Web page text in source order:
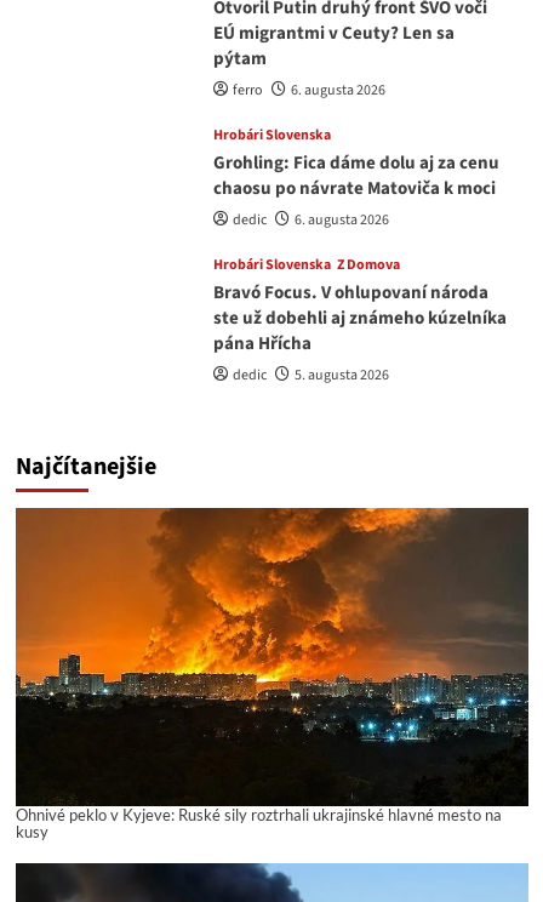
Otvoril Putin druhý front ŠVO voči
EÚ migrantmi v Ceuty? Len sa
pýtam
ferro 6. augusta 2026
Hrobári Slovenska
Grohling: Fica dáme dolu aj za cenu
chaosu po návrate Matoviča k moci
dedic 6. augusta 2026
Hrobári Slovenska Z Domova
Bravó Focus. V ohlupovaní národa
ste už dobehli aj známeho kúzelníka
pána Hřícha
dedic 5. augusta 2026
Najčítanejšie
Ohnivé peklo v Kyjeve: Ruské sily roztrhali ukrajinské hlavné mesto na
kusy